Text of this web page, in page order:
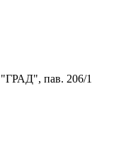
пав. 206/1